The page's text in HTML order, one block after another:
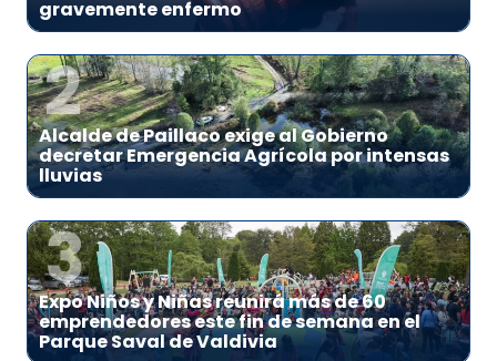
gravemente enfermo
2
Alcalde de Paillaco exige al Gobierno
decretar Emergencia Agrícola por intensas
lluvias
3
Expo Niños y Niñas reunirá más de 60
emprendedores este fin de semana en el
Parque Saval de Valdivia